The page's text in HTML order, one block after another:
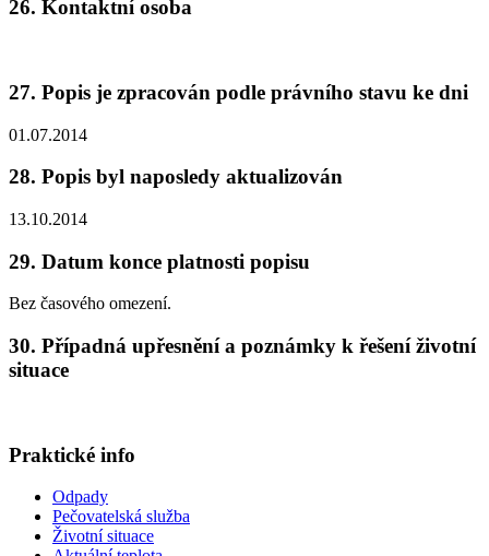
26. Kontaktní osoba
27. Popis je zpracován podle právního stavu ke dni
01.07.2014
28. Popis byl naposledy aktualizován
13.10.2014
29. Datum konce platnosti popisu
Bez časového omezení.
30. Případná upřesnění a poznámky k řešení životní
situace
Praktické info
Odpady
Pečovatelská služba
Životní situace